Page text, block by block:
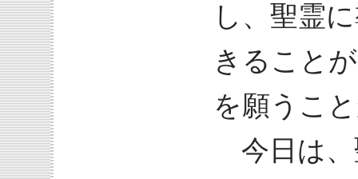
し、聖霊
きること
を願うこ
今日は、